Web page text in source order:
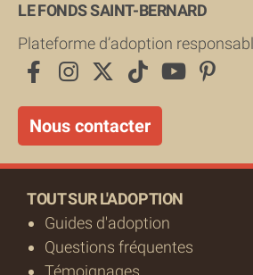
LE FONDS SAINT-BERNARD
Plateforme d’adoption
Nous contacter
TOUT SUR L'ADOPTION
Guides d'adoption
Questions fréquentes